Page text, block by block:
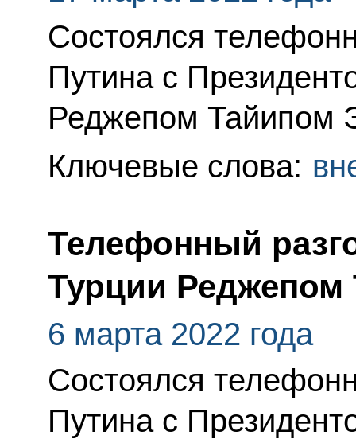
Состоялся
Путина с
Реджепом Тайипом
Ключевые слова:
Телефонный
Турции
6 марта 2022 года
Состоялся
Путина с